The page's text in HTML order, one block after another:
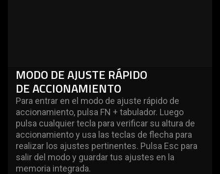
MODO DE AJUSTE RÁPIDO
DE ACCIONAMIENTO
Para entrar en el modo de ajuste rápido de
accionamiento, pulsa FN + tabulador. Luego
pulsa cualquier tecla para verificar su altura de
accionamiento y usa las teclas de flecha para
realizar los ajustes pertinentes. Pulsa Esc para
salir del modo y guardar tus ajustes en la
memoria integrada.